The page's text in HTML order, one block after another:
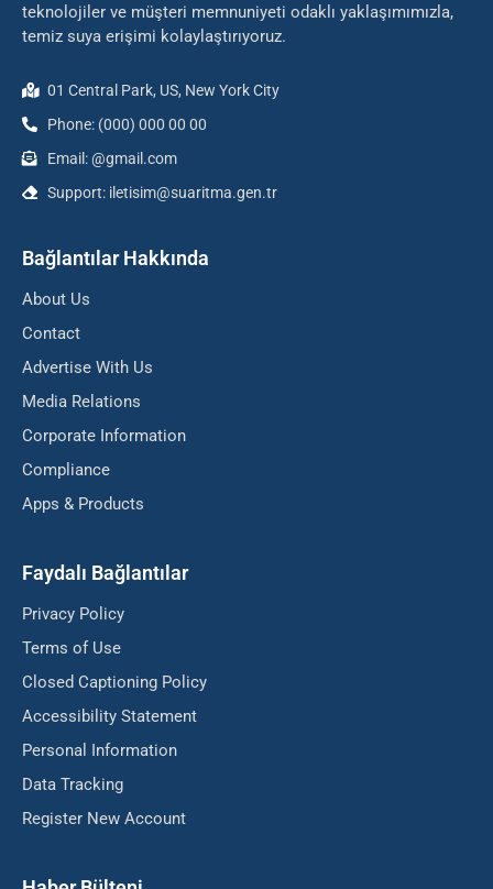
teknolojiler ve müşteri memnuniyeti odaklı yaklaşımımızla,
temiz suya erişimi kolaylaştırıyoruz.
01 Central Park, US, New York City
Phone: (000) 000 00 00
Email: @gmail.com
Support: iletisim@suaritma.gen.tr
Bağlantılar Hakkında
About Us
Contact
Advertise With Us
Media Relations
Corporate Information
Compliance
Apps & Products
Faydalı Bağlantılar
Privacy Policy
Terms of Use
Closed Captioning Policy
Accessibility Statement
Personal Information
Data Tracking
Register New Account